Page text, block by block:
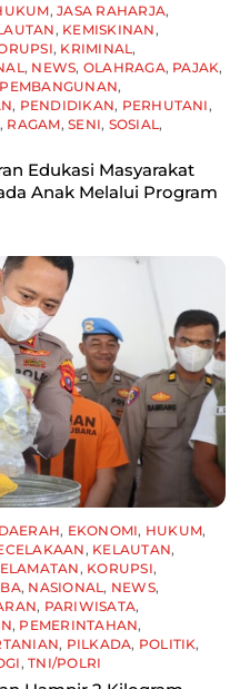
,JASA RAHARJA,
, KEMISKINAN ,
, KRIMINAL ,
, NEWS, OLAHRAGA, PAJAK,
PEMBANGUNAN,
, PENDIDIKAN, PERHUTANI ,
, RAGAM,SENI, SOSIAL ,
Edukasi Masyarakat
Anak Melalui Program
DAERAH, EKONOMI, HUKUM,
, KELAUTAN,
, KORUPSI,
, NASIONAL , NEWS,
, PARIWISATA,
, PEMERINTAHAN,
, PILKADA, POLITIK,
,TNI/POLRI